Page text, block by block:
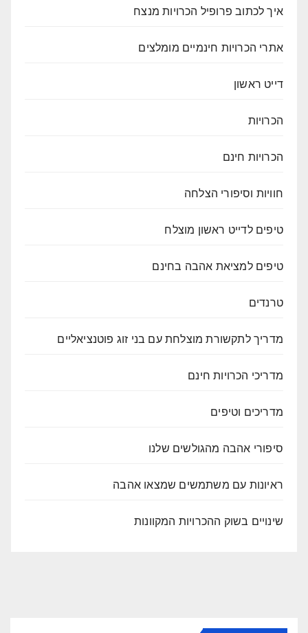
איך לכתוב פרופיל הכרויות מנצח
אתרי הכרויות חינמיים מומלצים
דייט ראשון
הכרויות
הכרויות חינם
חוויות וסיפורי הצלחה
טיפים לדייט ראשון מוצלח
טיפים למציאת אהבה בחינם
טרנדים
מדריך לתקשורת מוצלחת עם בני זוג פוטנציאליים
מדריכי הכרויות חינם
מדריכים וטיפים
סיפורי אהבה מהגולשים שלנו
ראיונות עם משתמשים שמצאו אהבה
שינויים בשוק ההכרויות המקוונות